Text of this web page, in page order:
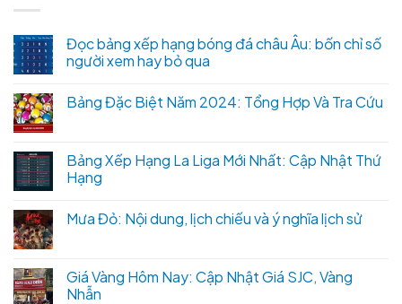
Đọc bảng xếp hạng bóng đá châu Âu: bốn chỉ số
người xem hay bỏ qua
Bảng Đặc Biệt Năm 2024: Tổng Hợp Và Tra Cứu
Bảng Xếp Hạng La Liga Mới Nhất: Cập Nhật Thứ
Hạng
Mưa Đỏ: Nội dung, lịch chiếu và ý nghĩa lịch sử
Giá Vàng Hôm Nay: Cập Nhật Giá SJC, Vàng
Nhẫn